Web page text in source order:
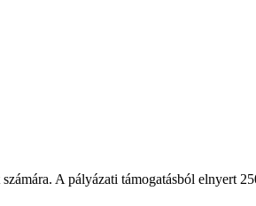
A pályázati támogatásból elnyert